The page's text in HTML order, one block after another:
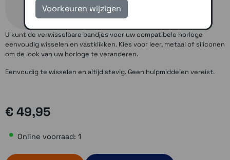
U kunt de verwisselbare bandjes voor uw compatibele horloge
eenvoudig wisselen en vastklikken. Kies voor leer, metaal of siliconen
om de look van uw horloge te veranderen.
Eenvoudig te wisselen en altijd stevig. Geen hulpmiddelen vereist.
€ 49,95
Online voorraad: 1
Voorkeuren wijzigen